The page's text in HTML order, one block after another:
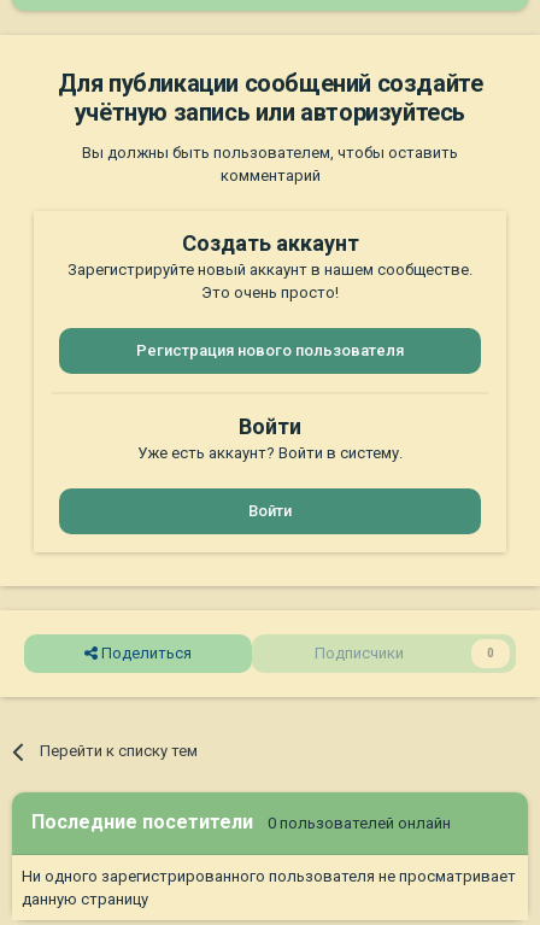
Для публикации сообщений создайте
учётную запись или авторизуйтесь
Вы должны быть пользователем, чтобы оставить
комментарий
Создать аккаунт
Зарегистрируйте новый аккаунт в нашем сообществе.
Это очень просто!
Регистрация нового пользователя
Войти
Уже есть аккаунт? Войти в систему.
Войти
Поделиться Подписчики 0
Перейти к списку тем
Последние посетители 0 пользователей онлайн
Ни одного зарегистрированного пользователя не просматривает
данную страницу